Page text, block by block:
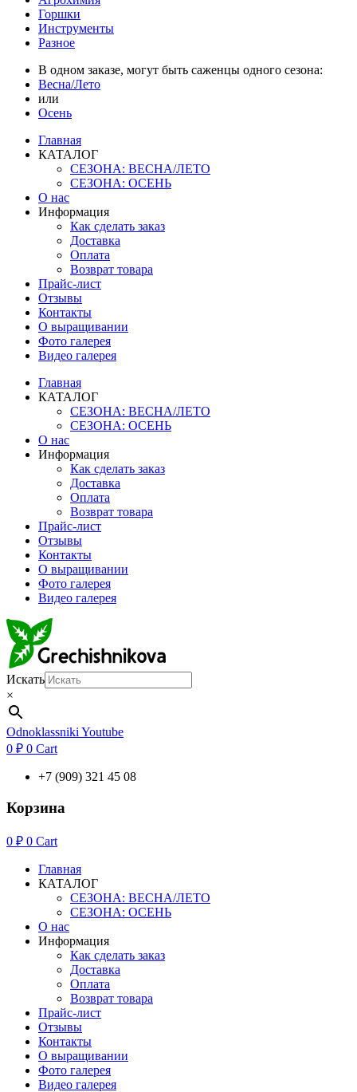
Горшки
Инструменты
Разное
В одном заказе, могут быть саженцы одного сезона:
Весна/Лето
или
Осень
Главная
КАТАЛОГ
СЕЗОНА: ВЕСНА/ЛЕТО
СЕЗОНА: ОСЕНЬ
О нас
Информация
Как сделать заказ
Доставка
Оплата
Возврат товара
Прайс-лист
Отзывы
Контакты
О выращивании
Фото галерея
Видео галерея
Главная
КАТАЛОГ
СЕЗОНА: ВЕСНА/ЛЕТО
СЕЗОНА: ОСЕНЬ
О нас
Информация
Как сделать заказ
Доставка
Оплата
Возврат товара
Прайс-лист
Отзывы
Контакты
О выращивании
Фото галерея
Видео галерея
Искать
×
OdnoklassnikiYoutube
0 ₽ 0 Cart
+7 (909) 321 45 08
Корзина
0 ₽ 0 Cart
Главная
КАТАЛОГ
СЕЗОНА: ВЕСНА/ЛЕТО
СЕЗОНА: ОСЕНЬ
О нас
Информация
Как сделать заказ
Доставка
Оплата
Возврат товара
Прайс-лист
Отзывы
Контакты
О выращивании
Фото галерея
Видео галерея